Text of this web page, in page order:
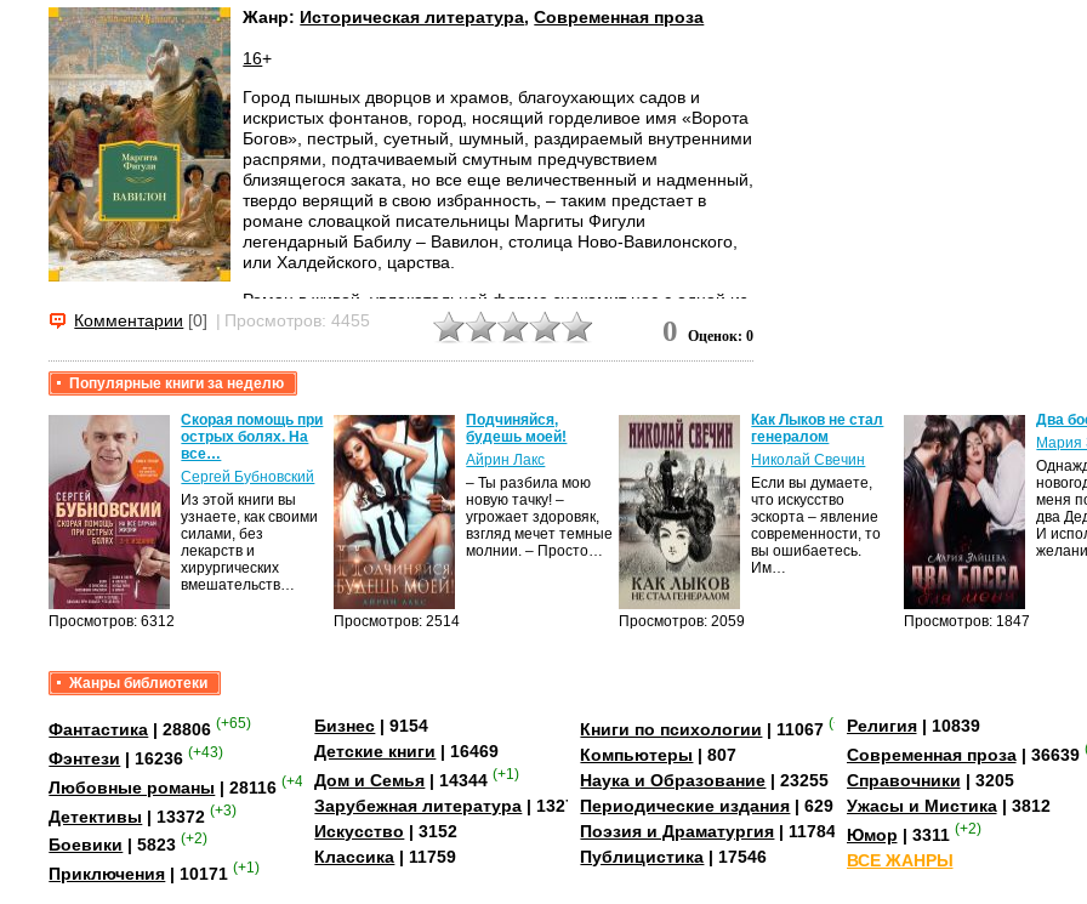
Жанр: Историческая литература,Современная проза
16+
Город пышных дворцов и храмов, благоухающих садов и
искристых фонтанов, город, носящий горделивое имя «Ворота
Богов», пестрый, суетный, шумный, раздираемый внутренними
распрями, подтачиваемый смутным предчувствием
близящегося заката, но все еще величественный и надменный,
твердо верящий в свою избранность, – таким предстает в
романе словацкой писательницы Маргиты Фигули
легендарный Бабилу – Вавилон, столица Ново-Вавилонского,
или Халдейского, царства.
Роман в живой, увлекательной форме знакомит нас с одной из
интереснейших страниц мировой истории, с многовековой
вавилонской культурой, научными достижениями, литературой
и искусством, которые надолго пережили падение
Вавилонского царства и явились важной составной частью
Комментарии [0] | Просмотров: 4455 0 Оценок: 0
Популярные книги за неделю
Просмотров: 6312
Скорая помощь при
острых болях. На
все…
Сергей Бубновский
Из этой книги вы
узнаете, как своими
силами, без
лекарств и
хирургических
вмешательств…
Просмотров: 2514
Подчиняйся,
будешь моей!
Айрин Лакс
– Ты разбила мою
новую тачку! –
угрожает здоровяк,
взгляд мечет темные
молнии. – Просто…
Просмотров: 2059
Как Лыков не стал
генералом
Николай Свечин
Если вы думаете,
что искусство
эскорта – явление
современности, то
вы ошибаетесь.
Им…
Просмотров: 1847
Два
Мария
меня
два
И
Жанры библиотеки
Фантастика | 28806 (+65)
Фэнтези | 16236 (+43)
Любовные романы | 28116 (+41)
Детективы | 13372 (+3)
Боевики | 5823 (+2)
Приключения | 10171 (+1)
Бизнес | 9154
Детские книги | 16469
Дом и Семья | 14344 (+1)
Зарубежная литература | 13273
Искусство | 3152
Классика | 11759
Книги по психологии | 11067 (+2)
Компьютеры | 807
Наука и Образование | 23255
Периодические издания | 629
Поэзия и Драматургия | 11784
Публицистика | 17546
Религия| 10839
Современная проза| 36639
Справочники | 3205
Ужасы и Мистика| 3812
Юмор | 3311 (+2)
ВСЕ ЖАНРЫ